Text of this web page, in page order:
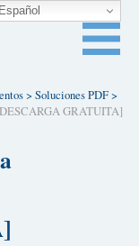
>Soluciones PDF>
GRATUITA]
Español